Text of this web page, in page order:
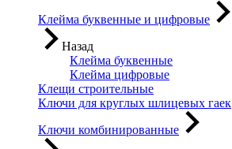
Клейма буквенные и цифровые
Назад
Клейма буквенные
Клейма цифровые
Клещи строительные
Ключи для круглых шлицевых гаек
Ключи комбинированные